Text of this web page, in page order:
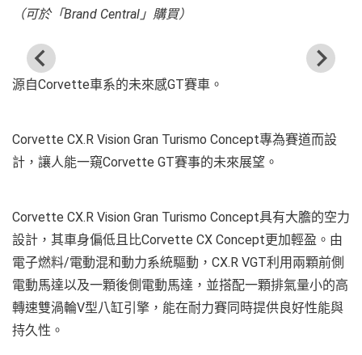
（可於「Brand Central」購買）
源自Corvette車系的未來感GT賽車。
Corvette CX.R Vision Gran Turismo Concept專為賽道而設
計，讓人能一窺Corvette GT賽事的未來展望。
Corvette CX.R Vision Gran Turismo Concept具有大膽的空力
設計，其車身偏低且比Corvette CX Concept更加輕盈。由
電子燃料/電動混和動力系統驅動，CX.R VGT利用兩顆前側
電動馬達以及一顆後側電動馬達，並搭配一顆排氣量小的高
轉速雙渦輪V型八缸引擎，能在耐力賽同時提供良好性能與
持久性。